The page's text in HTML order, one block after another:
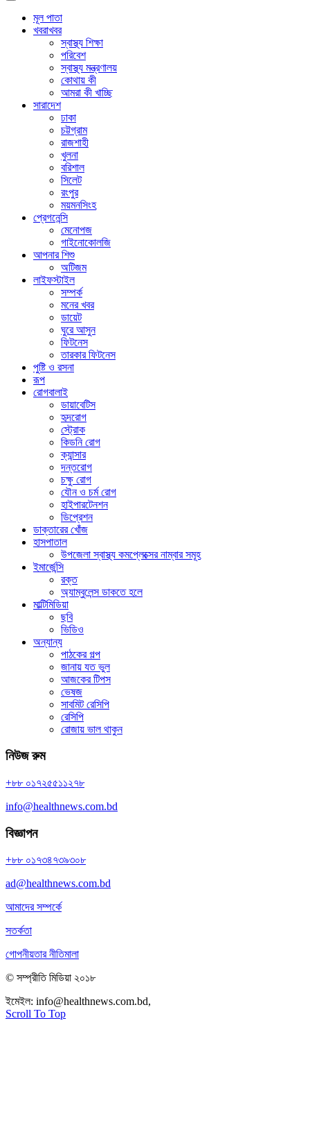
মূল পাতা
খবরাখবর
স্বাস্থ্য শিক্ষা
পরিবেশ
স্বাস্থ্য মন্ত্রণালয়
কোথায় কী
আমরা কী খাচ্ছি
সারাদেশ
ঢাকা
চট্টগ্রাম
রাজশাহী
খুলনা
বরিশাল
সিলেট
রংপুর
ময়মনসিংহ
প্রেগনেন্সি
মেনোপজ
গাইনোকোলজি
আপনার শিশু
অটিজম
লাইফস্টাইল
সম্পর্ক
মনের খবর
ডায়েট
ঘুরে আসুন
ফিটনেস
তারকার ফিটনেস
পুষ্টি ও রসনা
রূপ
রোগবালাই
ডায়াবেটিস
হৃদরোগ
স্ট্রোক
কিডনি রোগ
ক্যান্সার
দন্তরোগ
চক্ষু রোগ
যৌন ও চর্ম রোগ
হাইপারটেনশন
ডিপ্রেশন
ডাক্তারের খোঁজ
হাসপাতাল
উপজেলা স্বাস্থ্য কমপ্লেক্সের নাম্বার সমূহ
ইমার্জেন্সি
রক্ত
অ্যাম্বুলেন্স ডাকতে হলে
মাল্টিমিডিয়া
ছবি
ভিডিও
অন্যান্য
পাঠকের গল্প
জানায় যত ভুল
আজকের টিপস
ভেষজ
সাবমিট রেসিপি
রেসিপি
রোজায় ভাল থাকুন
নিউজ রুম
+৮৮ ০১৭২৫৫১১২৭৮
info@healthnews.com.bd
বিজ্ঞাপন
+৮৮ ০১৭৩৪৭৩৯৩০৮
ad@healthnews.com.bd
আমাদের সম্পর্কে
সতর্কতা
গোপনীয়তার নীতিমালা
© সম্প্রীতি মিডিয়া ২০১৮
ইমেইল: info@healthnews.com.bd,
Scroll To Top